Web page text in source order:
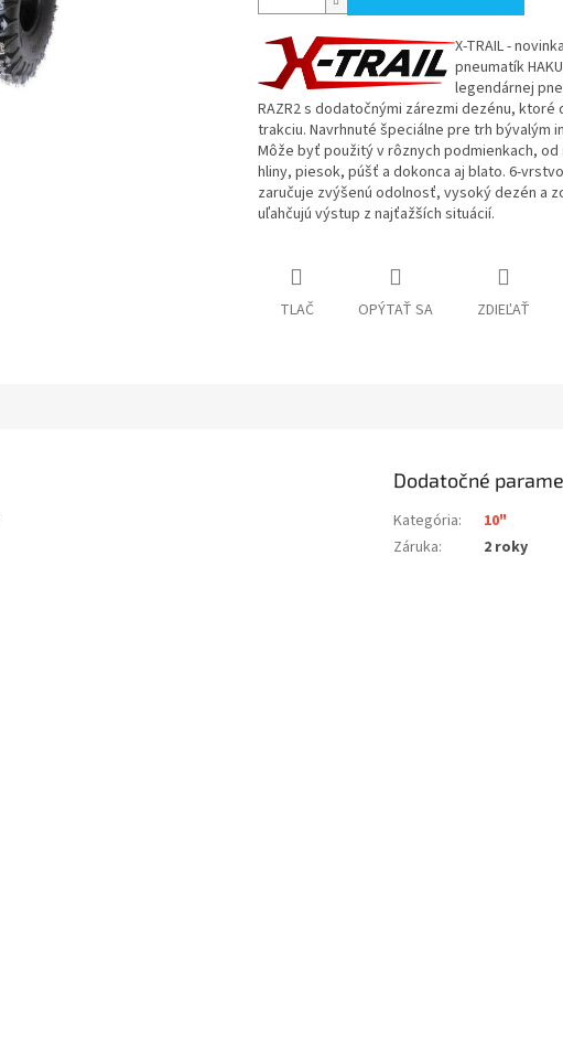
X-TRAIL -
pneumatík
legendárnej
RAZR2 s dodatočnými zárezmi dezénu, ktoré
trakciu. Navrhnuté špeciálne pre trh bývalým
Môže byť použitý v rôznych podmienkach,
hliny, piesok, púšť a dokonca aj blato. 6-
zaručuje zvýšenú odolnosť, vysoký dezén a
uľahčujú výstup z najťažších situácií.
TLAČ OPÝTAŤ SA ZDIEĽAŤ
Dodatočné
Kategória:
10"
Záruka: 2 roky